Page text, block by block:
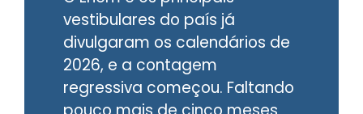
vestibulares do país já
divulgaram os calendários de
2026, e a contagem
regressiva começou. Faltando